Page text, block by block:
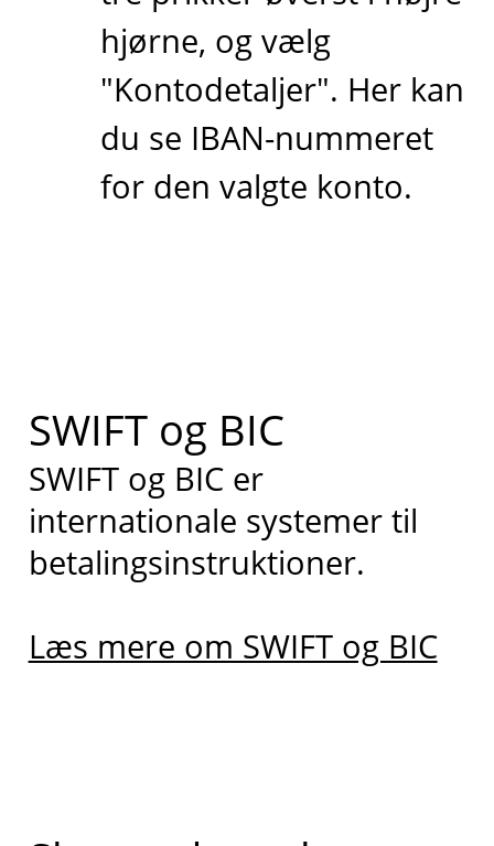
hjørne, og vælg
"Kontodetaljer". Her kan
du se IBAN-nummeret
for den valgte konto.
SWIFT og BIC
SWIFT og BIC er
internationale systemer til
betalingsinstruktioner.
Læs mere om SWIFT og BIC